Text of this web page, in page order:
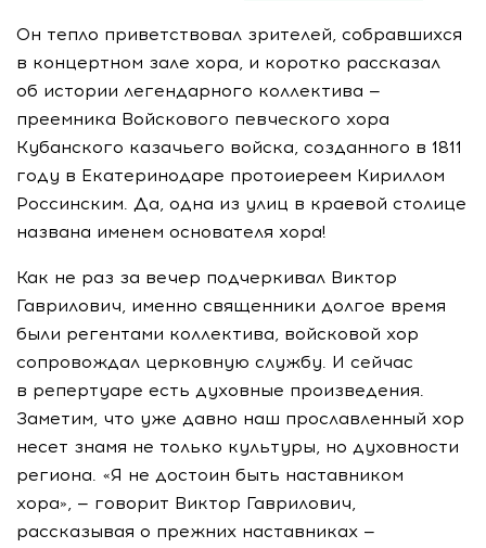
Он тепло приветствовал зрителей, собравшихся
в концертном зале хора, и коротко рассказал
об истории легендарного коллектива —
преемника Войскового певческого хора
Кубанского казачьего войска, созданного в 1811
году в Екатеринодаре протоиереем Кириллом
Россинским. Да, одна из улиц в краевой столице
названа именем основателя хора!
Как не раз за вечер подчеркивал Виктор
Гаврилович, именно священники долгое время
были регентами коллектива, войсковой хор
сопровождал церковную службу. И сейчас
в репертуаре есть духовные произведения.
Заметим, что уже давно наш прославленный хор
несет знамя не только культуры, но духовности
региона. «Я не достоин быть наставником
хора», — говорит Виктор Гаврилович,
рассказывая о прежних наставниках —